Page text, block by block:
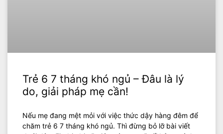
Trẻ 6 7 tháng khó ngủ – Đâu là lý
do, giải pháp mẹ cần!
Nếu mẹ đang mệt mỏi với việc thức dậy hàng đêm để
chăm trẻ 6 7 tháng khó ngủ. Thì đừng bỏ lỡ bài viết